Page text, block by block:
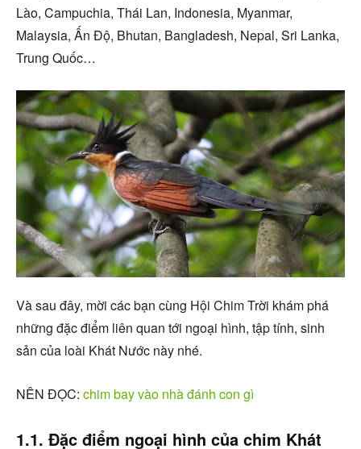
Lào, Campuchia, Thái Lan, Indonesia, Myanmar,
Malaysia, Ấn Độ, Bhutan, Bangladesh, Nepal, Sri Lanka,
Trung Quốc…
Và sau đây, mời các bạn cùng Hội Chim Trời khám phá
những đặc điểm liên quan tới ngoại hình, tập tính, sinh
sản của loài Khát Nước này nhé.
NÊN ĐỌC: chim bay vào nhà đánh con gì
1.1. Đặc điểm ngoại hình của chim Khát